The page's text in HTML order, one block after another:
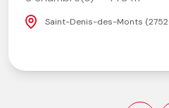
Saint-Denis-des-Monts (27520)